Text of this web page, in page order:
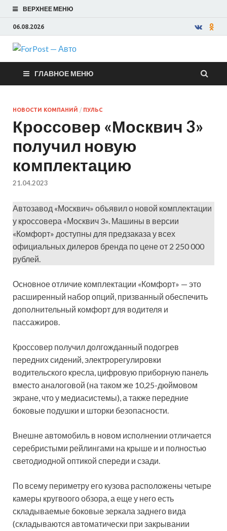
ВЕРХНЕЕ МЕНЮ
06.08.2026
ForPost —
Авто
ГЛАВНОЕ МЕНЮ
НОВОСТИ КОМПАНИЙ / ПУЛЬС
Кроссовер «Москвич 3»
получил новую
комплектацию
21.04.2023
Автозавод «Москвич» объявил о новой комплектации
у кроссовера «Москвич 3». Машины в версии
«Комфорт» доступны для предзаказа у всех
официальных дилеров бренда по цене от 2 250 000
рублей.
Основное отличие комплектации «Комфорт» — это
расширенный набор опций, призванный обеспечить
дополнительный комфорт для водителя и
пассажиров.
Кроссовер получил долгожданный подогрев
передних сидений, электрорегулировки
водительского кресла, цифровую приборную панель
вместо аналоговой (на таком же 10,25-дюймовом
экране, что у медиасистемы), а также передние
боковые подушки и шторки безопасности.
Внешне автомобиль в новом исполнении отличается
серебристыми рейлингами на крыше и и полностью
светодиодной оптикой спереди и сзади.
По всему периметру его кузова расположены четыре
камеры кругвоого обзора, а еще у него есть
складываемые боковые зеркала заднего вида
(складываются автоматически при закрывании